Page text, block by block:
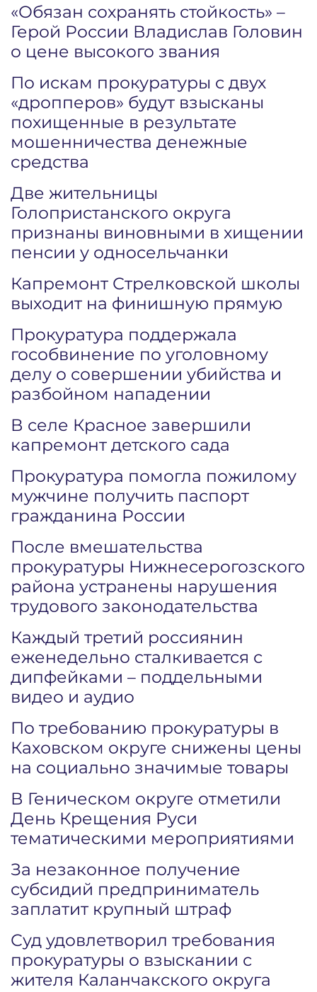
«Обязан сохранять стойкость» –
Герой России Владислав Головин
о цене высокого звания
По искам прокуратуры с двух
«дропперов» будут взысканы
похищенные в результате
мошенничества денежные
средства
Две жительницы
Голопристанского округа
признаны виновными в хищении
пенсии у односельчанки
Капремонт Стрелковской школы
выходит на финишную прямую
Прокуратура поддержала
гособвинение по уголовному
делу о совершении убийства и
разбойном нападении
В селе Красное завершили
капремонт детского сада
Прокуратура помогла пожилому
мужчине получить паспорт
гражданина России
После вмешательства
прокуратуры Нижнесерогозского
района устранены нарушения
трудового законодательства
Каждый третий россиянин
еженедельно сталкивается с
дипфейками – поддельными
видео и аудио
По требованию прокуратуры в
Каховском округе снижены цены
на социально значимые товары
В Геническом округе отметили
День Крещения Руси
тематическими мероприятиями
За незаконное получение
субсидий предприниматель
заплатит крупный штраф
Суд удовлетворил требования
прокуратуры о взыскании с
жителя Каланчакского округа